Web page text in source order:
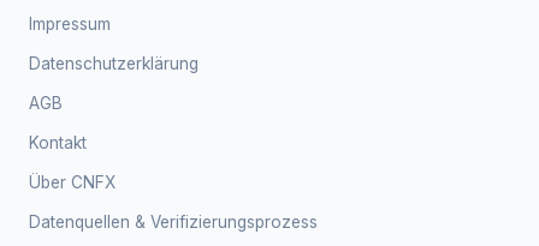
Impressum
Datenschutzerklärung
AGB
Kontakt
Über CNFX
Datenquellen & Verifizierungsprozess